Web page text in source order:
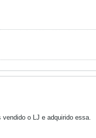
o LJ e adquirido essa.